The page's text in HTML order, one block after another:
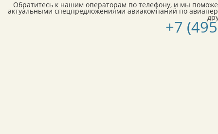
Обратитесь к нашим операторам по телефону, и мы
актуальными спецпредложениями авиакомпаний по
+7